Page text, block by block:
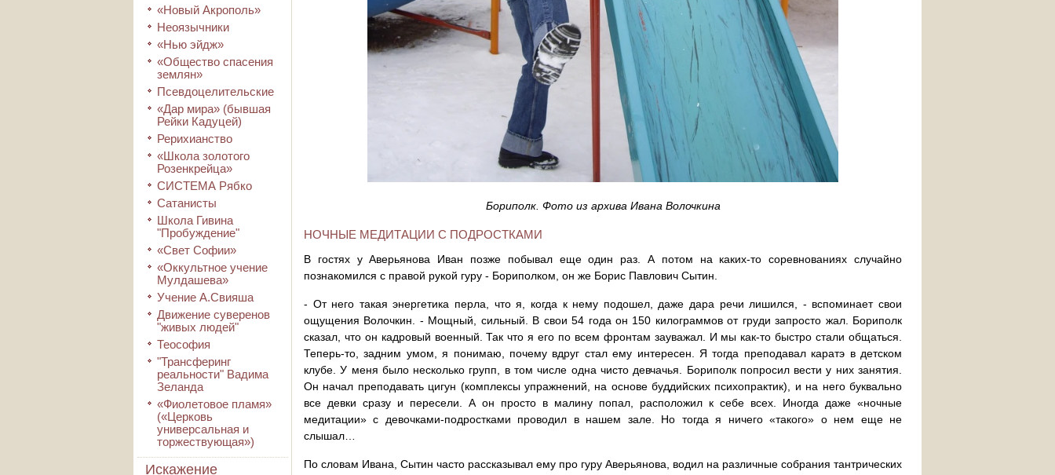
«Новый Акрополь»
Неоязычники
«Нью эйдж»
«Общество спасения
землян»
Псевдоцелительские
«Дар мира» (бывшая
Рейки Кадуцей)
Рерихианство
«Школа золотого
Розенкрейца»
СИСТЕМА Рябко
Сатанисты
Школа Гивина
"Пробуждение"
«Свет Софии»
«Оккультное учение
Мулдашева»
Учение А.Свияша
Движение суверенов
"живых людей"
Теософия
"Трансферинг
реальности" Вадима
Зеланда
«Фиолетовое пламя»
(«Церковь
универсальная и
торжествующая»)
Искажение
Бориполк. Фото из архива Ивана Волочкина
НОЧНЫЕ МЕДИТАЦИИ С ПОДРОСТКАМИ
В гостях у Аверьянова Иван позже побывал еще один раз. А потом на каких-то соревнованиях случайно
познакомился с правой рукой гуру - Бориполком, он же Борис Павлович Сытин.
- От него такая энергетика перла, что я, когда к нему подошел, даже дара речи лишился, - вспоминает свои
ощущения Волочкин. - Мощный, сильный. В свои 54 года он 150 килограммов от груди запросто жал. Бориполк
сказал, что он кадровый военный. Так что я его по всем фронтам зауважал. И мы как-то быстро стали общаться.
Теперь-то, задним умом, я понимаю, почему вдруг стал ему интересен. Я тогда преподавал каратэ в детском
клубе. У меня было несколько групп, в том числе одна чисто девчачья. Бориполк попросил вести у них занятия.
Он начал преподавать цигун (комплексы упражнений, на основе буддийских психопрактик), и на него буквально
все девки сразу и пересели. А он просто в малину попал, расположил к себе всех. Иногда даже «ночные
медитации» с девочками-подростками проводил в нашем зале. Но тогда я ничего «такого» о нем еще не
слышал…
По словам Ивана, Сытин часто рассказывал ему про гуру Аверьянова, водил на различные собрания тантрических